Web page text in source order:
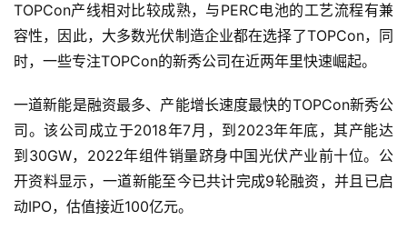
开
T
a
k
TOPCon产线相对比较成熟，与PERC电池的工艺流程有兼
容性，因此，大多数光伏制造企业都在选择了TOPCon，同
时，一些专注TOPCon的新秀公司在近两年里快速崛起。
一道新能是融资最多、产能增长速度最快的TOPCon新秀公
司。该公司成立于2018年7月，到2023年年底，其产能达
到30GW，2022年组件销量跻身中国光伏产业前十位。公
开资料显示，一道新能至今已共计完成9轮融资，并且已启
动IPO，估值接近100亿元。